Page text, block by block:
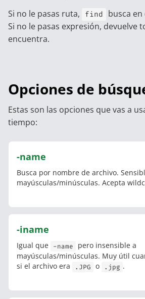
Si no le pasas ruta,
find
busca
Si no le pasas expresión, devuelve
encuentra.
Opciones de
Estas son las opciones que vas a
tiempo:
-name
Busca por nombre de archivo.
mayúsculas/minúsculas. Acepta
-iname
Igual que -name
pero insensible a
mayúsculas/minúsculas. Muy útil
si el archivo era
.JPG o .jpg .